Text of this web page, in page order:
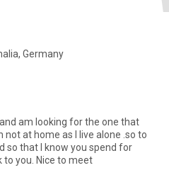
Germany
am looking for the one that
spend for
to you. Nice to meet